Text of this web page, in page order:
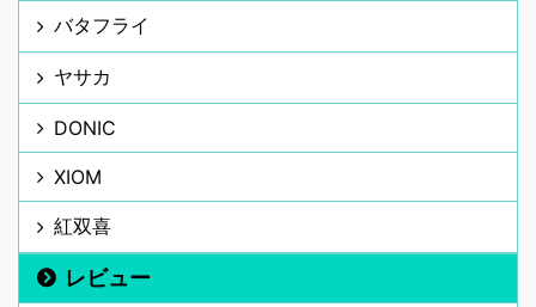
バタフライ
ヤサカ
DONIC
XIOM
紅双喜
レビュー